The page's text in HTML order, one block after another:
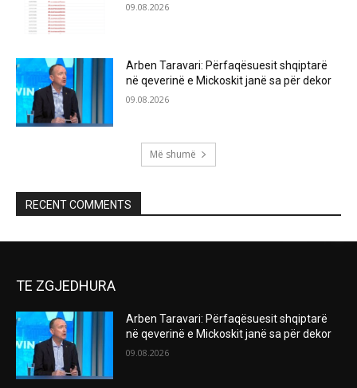
09.08.2026
Arben Taravari: Përfaqësuesit shqiptarë
në qeverinë e Mickoskit janë sa për dekor
09.08.2026
Më shumë
RECENT COMMENTS
TE ZGJEDHURA
Arben Taravari: Përfaqësuesit shqiptarë
në qeverinë e Mickoskit janë sa për dekor
09.08.2026